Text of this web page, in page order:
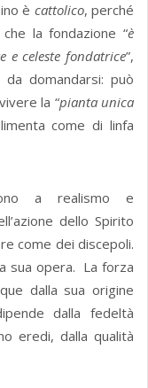
è cattolico, perché
la fondazione “è
e celeste fondatrice”,
domandarsi: può
la “pianta unica
come di linfa
a realismo e
dello Spirito
come dei discepoli.
sua opera. La forza
dalla sua origine
dalla fedeltà
eredi, dalla qualità